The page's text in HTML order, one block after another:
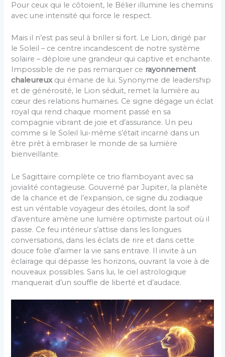
Pour ceux qui le côtoient, le Bélier illumine les chemins
avec une intensité qui force le respect.
Mais il n’est pas seul à briller si fort. Le Lion, dirigé par
le Soleil – ce centre incandescent de notre système
solaire – déploie une grandeur qui captive et enchante.
Impossible de ne pas remarquer ce rayonnement
chaleureuxqui émane de lui. Synonyme de leadership
et de générosité, le Lion séduit, remet la lumière au
cœur des relations humaines. Ce signe dégage un éclat
royal qui rend chaque moment passé en sa
compagnie vibrant de joie et d’assurance. Un peu
comme si le Soleil lui-même s’était incarné dans un
être prêt à embraser le monde de sa lumière
bienveillante.
Le Sagittaire complète ce trio flamboyant avec sa
jovialité contagieuse. Gouverné par Jupiter, la planète
de la chance et de l’expansion, ce signe du zodiaque
est un véritable voyageur des étoiles, dont la soif
d’aventure amène une lumière optimiste partout où il
passe. Ce feu intérieur s’attise dans les longues
conversations, dans les éclats de rire et dans cette
douce folie d’aimer la vie sans entrave. Il invite à un
éclairage qui dépasse les horizons, ouvrant la voie à de
nouveaux possibles. Sans lui, le ciel astrologique
manquerait d’un souffle de liberté et d’audace.